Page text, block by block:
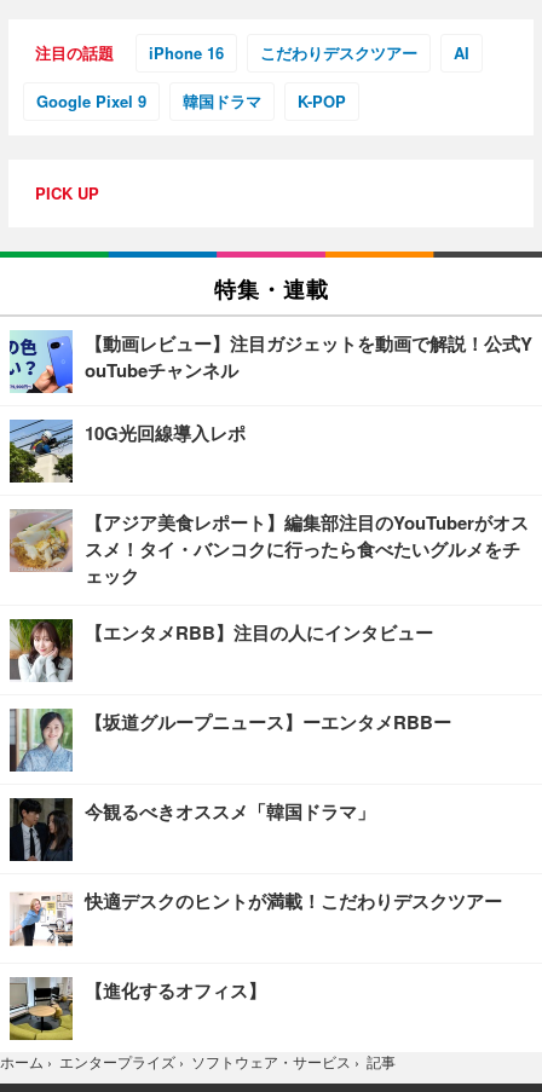
注目の話題 iPhone 16 こだわりデスクツアー AI
Google Pixel 9 韓国ドラマ K-POP
PICK UP
特集・連載
【動画レビュー】注目ガジェットを動画で解説！公式Y
ouTubeチャンネル
10G光回線導入レポ
【アジア美食レポート】編集部注目のYouTuberがオス
スメ！タイ・バンコクに行ったら食べたいグルメをチ
ェック
【エンタメRBB】注目の人にインタビュー
【坂道グループニュース】ーエンタメRBBー
今観るべきオススメ「韓国ドラマ」
快適デスクのヒントが満載！こだわりデスクツアー
【進化するオフィス】
ホーム › エンタープライズ › ソフトウェア・サービス › 記事